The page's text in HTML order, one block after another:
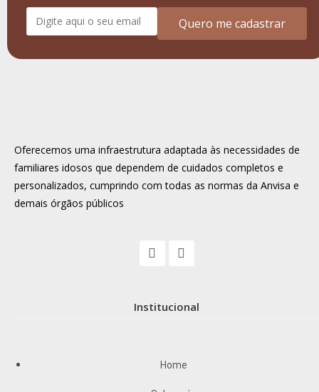
Quero me cadastrar
Oferecemos uma infraestrutura adaptada às necessidades de
familiares idosos que dependem de cuidados completos e
personalizados, cumprindo com todas as normas da Anvisa e
demais órgãos públicos
Institucional
Home